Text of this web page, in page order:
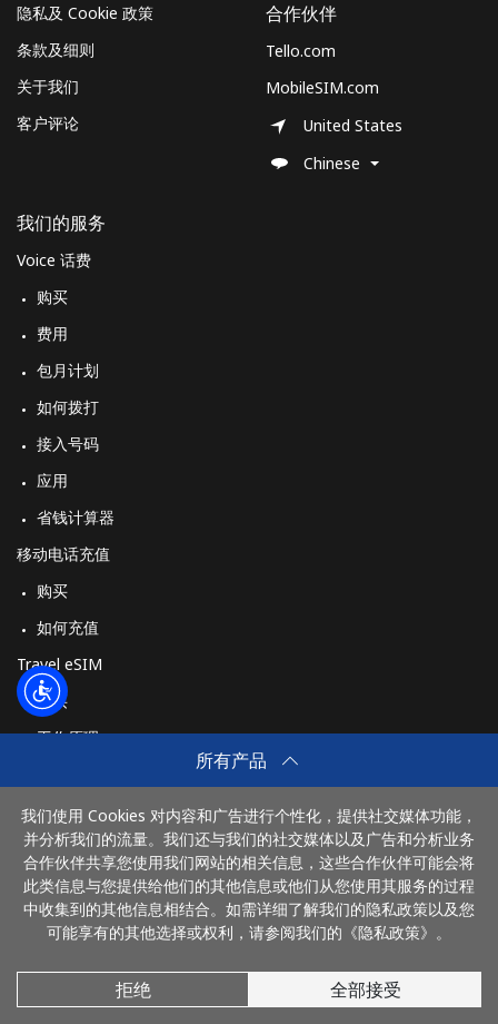
所有产品
我们使用 Cookies 对内容和广告进行个性化，提供社交媒体功能，
并分析我们的流量。我们还与我们的社交媒体以及广告和分析业务
合作伙伴共享您使用我们网站的相关信息，这些合作伙伴可能会将
此类信息与您提供给他们的其他信息或他们从您使用其服务的过程
中收集到的其他信息相结合。如需详细了解我们的隐私政策以及您
可能享有的其他选择或权利，请参阅我们的《隐私政策》。
拒绝 全部接受
隐私及 Cookie 政策
条款及细则
关于我们
客户评论
我们的服务
Voice 话费
购买
费用
包月计划
如何拨打
接入号码
应用
省钱计算器
移动电话充值
购买
如何充值
Travel eSIM
购买
工作原理
合作伙伴
Tello.com
MobileSIM.com
United States
Chinese
付款方式：